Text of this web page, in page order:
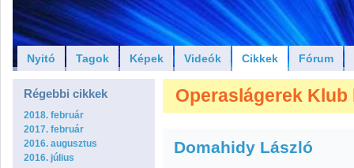
Nyitó Tagok Képek Videók Cikkek Fórum
Régebbi cikkek
2018. február
2017. február
2016. augusztus
2016. július
Operaslágerek Klub
Domahidy László